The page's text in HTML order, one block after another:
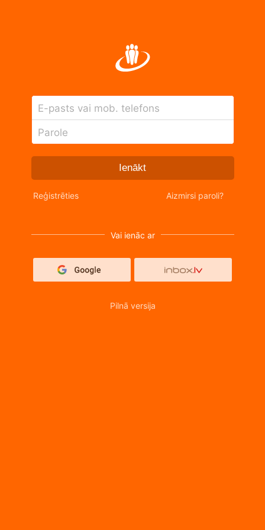
E-pasts vai mob. telefons
Parole
Ienākt
Reģistrēties Aizmirsi paroli?
Vai ienāc ar
Pilnā versija